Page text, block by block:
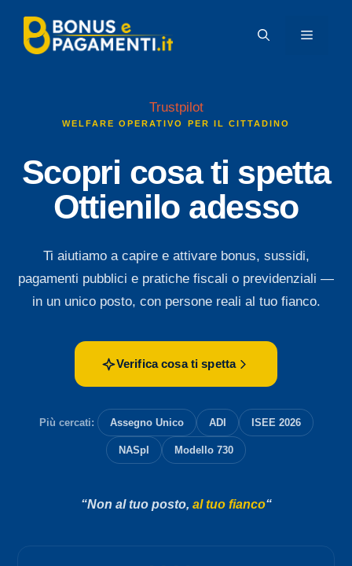
contenuto
MENU
Trustpilot
WELFARE OPERATIVO PER IL CITTADINO
Scopri cosa ti spetta
Ottienilo adesso
Ti aiutiamo a capire e attivare bonus, sussidi,
pagamenti pubblici e pratiche fiscali o previdenziali —
in un unico posto, con persone reali al tuo fianco.
Verifica cosa ti spetta
Più cercati: Assegno Unico ADI ISEE 2026
NASpI Modello 730
“Non al tuo posto, al tuo fianco“